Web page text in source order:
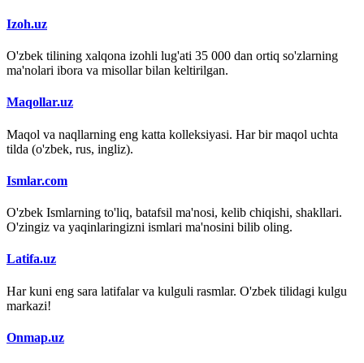
Izoh.uz
O'zbek tilining xalqona izohli lug'ati 35 000 dan ortiq so'zlarning
ma'nolari ibora va misollar bilan keltirilgan.
Maqollar.uz
Maqol va naqllarning eng katta kolleksiyasi. Har bir maqol uchta
tilda (o'zbek, rus, ingliz).
Ismlar.com
O'zbek Ismlarning to'liq, batafsil ma'nosi, kelib chiqishi, shakllari.
O'zingiz va yaqinlaringizni ismlari ma'nosini bilib oling.
Latifa.uz
Har kuni eng sara latifalar va kulguli rasmlar. O'zbek tilidagi kulgu
markazi!
Onmap.uz